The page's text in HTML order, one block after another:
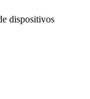
dispositivos